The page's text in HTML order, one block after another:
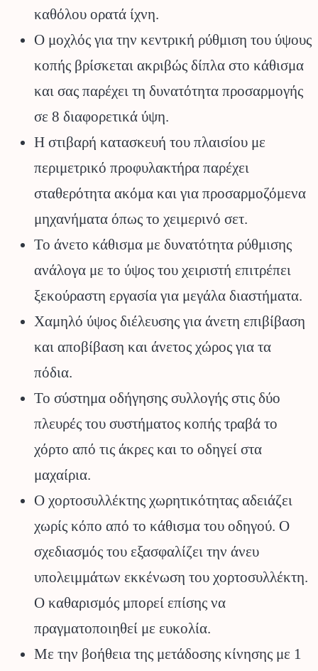
καθόλου ορατά ίχνη.
Ο μοχλός για την κεντρική ρύθμιση του ύψους
κοπής βρίσκεται ακριβώς δίπλα στο κάθισμα
και σας παρέχει τη δυνατότητα προσαρμογής
σε 8 διαφορετικά ύψη.
Η στιβαρή κατασκευή του πλαισίου με
περιμετρικό προφυλακτήρα παρέχει
σταθερότητα ακόμα και για προσαρμοζόμενα
μηχανήματα όπως το χειμερινό σετ.
Το άνετο κάθισμα με δυνατότητα ρύθμισης
ανάλογα με το ύψος του χειριστή επιτρέπει
ξεκούραστη εργασία για μεγάλα διαστήματα.
Χαμηλό ύψος διέλευσης για άνετη επιβίβαση
και αποβίβαση και άνετος χώρος για τα
πόδια.
Το σύστημα οδήγησης συλλογής στις δύο
πλευρές του συστήματος κοπής τραβά το
χόρτο από τις άκρες και το οδηγεί στα
μαχαίρια.
Ο χορτοσυλλέκτης χωρητικότητας αδειάζει
χωρίς κόπο από το κάθισμα του οδηγού. Ο
σχεδιασμός του εξασφαλίζει την άνευ
υπολειμμάτων εκκένωση του χορτοσυλλέκτη.
Ο καθαρισμός μπορεί επίσης να
πραγματοποιηθεί με ευκολία.
Με την βοήθεια της μετάδοσης κίνησης με 1